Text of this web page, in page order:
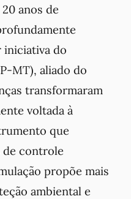
anos de
iniciativa do
MT), aliado do
transformaram
voltada à
que
de controle
propõe mais
ambiental e